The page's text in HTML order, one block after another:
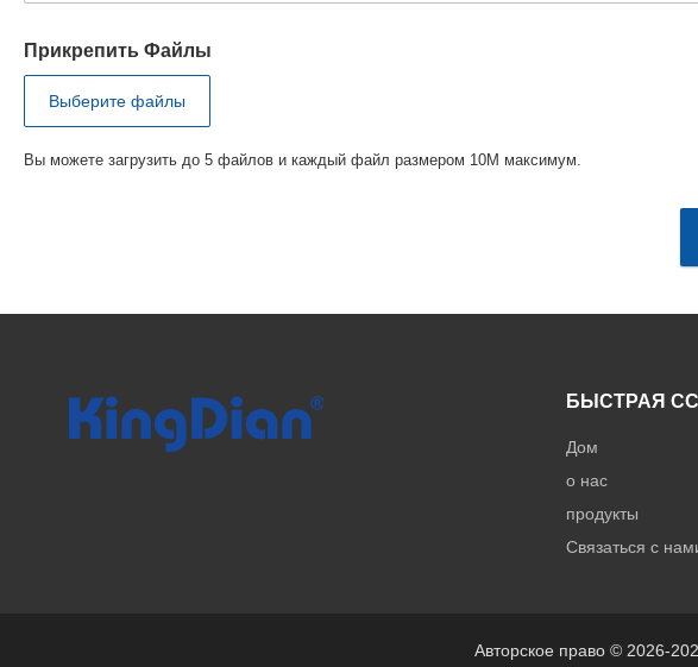
Прикрепить Файлы
Выберите файлы
Вы можете загрузить до 5 файлов и каждый файл размером 10M максимум.
БЫСТРАЯ
Дом
о нас
продукты
Связаться с
Авторское право © 2026-